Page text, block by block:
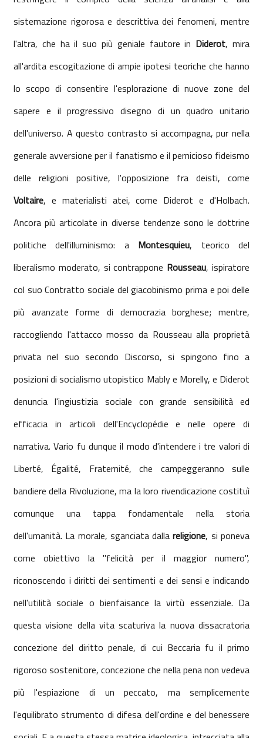
sistemazione rigorosa e descrittiva dei fenomeni, mentre
l'altra, che ha il suo più geniale fautore in Diderot, mira
all'ardita escogitazione di ampie ipotesi teoriche che hanno
lo scopo di consentire l'esplorazione di nuove zone del
sapere e il progressivo disegno di un quadro unitario
dell'universo. A questo contrasto si accompagna, pur nella
generale avversione per il fanatismo e il pernicioso fideismo
delle religioni positive, l'opposizione fra deisti, come
Voltaire, e materialisti atei, come Diderot e d'Holbach.
Ancora più articolate in diverse tendenze sono le dottrine
politiche dell'illuminismo: a Montesquieu, teorico del
liberalismo moderato, si contrappone Rousseau, ispiratore
col suo Contratto sociale del giacobinismo prima e poi delle
più avanzate forme di democrazia borghese; mentre,
raccogliendo l'attacco mosso da Rousseau alla proprietà
privata nel suo secondo Discorso, si spingono fino a
posizioni di socialismo utopistico Mably e Morelly, e Diderot
denuncia l'ingiustizia sociale con grande sensibilità ed
efficacia in articoli dell'Encyclopédie e nelle opere di
narrativa. Vario fu dunque il modo d'intendere i tre valori di
Liberté, Égalité, Fraternité, che campeggeranno sulle
bandiere della Rivoluzione, ma la loro rivendicazione costituì
comunque una tappa fondamentale nella storia
dell'umanità. La morale, sganciata dallareligione, si poneva
come obiettivo la "felicità per il maggior numero",
riconoscendo i diritti dei sentimenti e dei sensi e indicando
nell'utilità sociale o bienfaisance la virtù essenziale. Da
questa visione della vita scaturiva la nuova dissacratoria
concezione del diritto penale, di cui Beccaria fu il primo
rigoroso sostenitore, concezione che nella pena non vedeva
più l'espiazione di un peccato, ma semplicemente
l'equilibrato strumento di difesa dell'ordine e del benessere